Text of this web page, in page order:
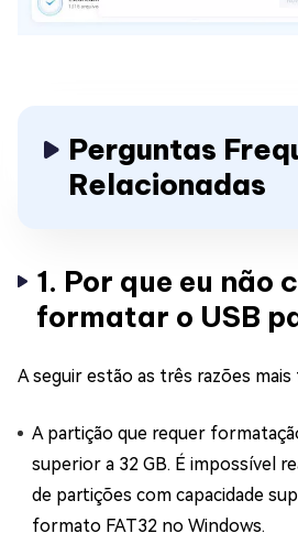
Perguntas
Relacionadas
1. Por que eu não
formatar o USB
A seguir estão as três razões
A partição que requer
superior a 32 GB. É impossível
de partições com capacidade
formato FAT32 no Windows.